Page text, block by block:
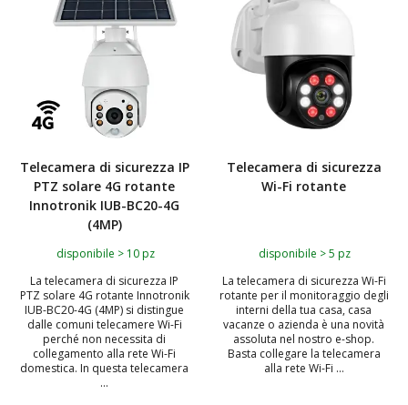
Telecamera di sicurezza IP
PTZ solare 4G rotante
Innotronik IUB-BC20-4G
(4MP)
disponibile > 10 pz
La telecamera di sicurezza IP
PTZ solare 4G rotante Innotronik
IUB-BC20-4G (4MP) si distingue
dalle comuni telecamere Wi-Fi
perché non necessita di
collegamento alla rete Wi-Fi
domestica. In questa telecamera
...
Telecamera di sicurezza
Wi-Fi rotante
disponibile > 5 pz
La telecamera di sicurezza Wi-Fi
rotante per il monitoraggio degli
interni della tua casa, casa
vacanze o azienda è una novità
assoluta nel nostro e-shop.
Basta collegare la telecamera
alla rete Wi-Fi ...